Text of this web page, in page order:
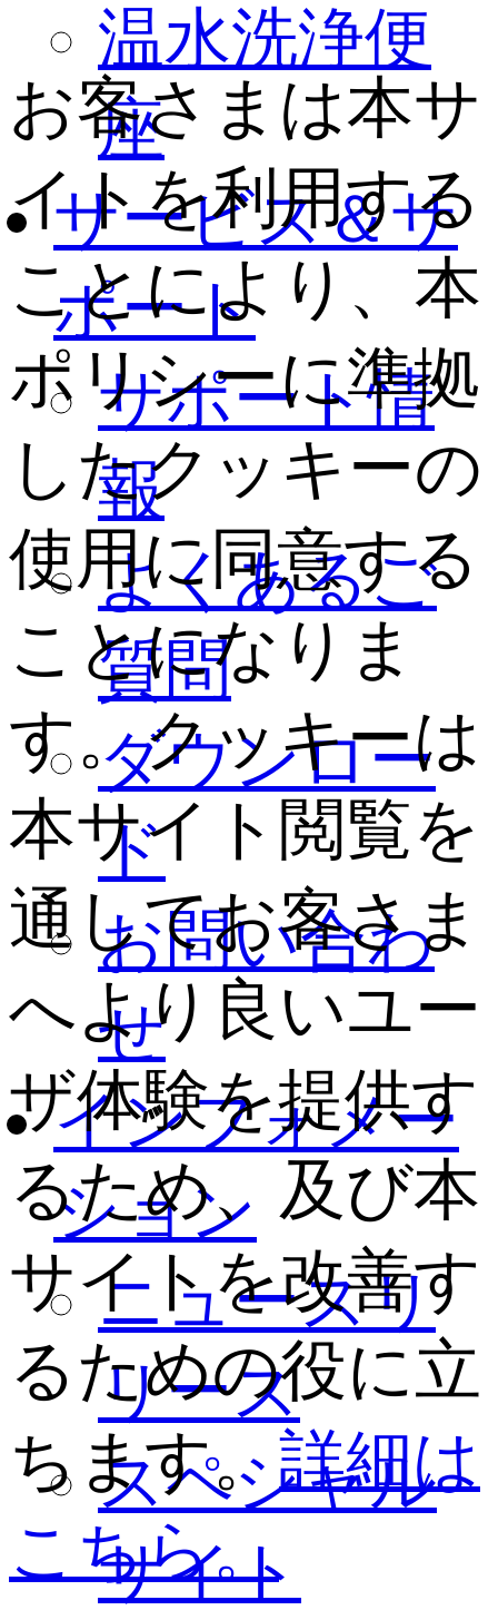
温水洗浄便
座
サービス＆サ
ポート
サポート情
報
よくあるご
質問
ダウンロー
ド
お問い合わ
せ
インフォメー
ション
ニュースリ
リース
スペシャル
サイト
お客さまは本サ
イトを利用する
ことにより、本
ポリシーに準拠
したクッキーの
使用に同意する
ことになりま
す。クッキーは
本サイト閲覧を
通してお客さま
へより良いユー
ザ体験を提供す
るため、及び本
サイトを改善す
るための役に立
ちます。詳細は
こちら。